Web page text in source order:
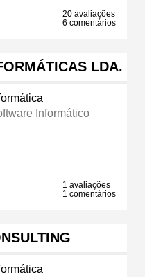
20 avaliações
6 comentários
LDA.
Informático
1 avaliações
1 comentários